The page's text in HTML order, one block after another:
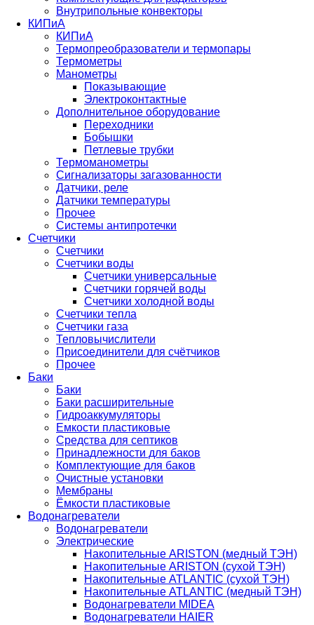
Внутрипольные конвекторы
КИПиА
КИПиА
Термопреобразователи и термопары
Термометры
Манометры
Показывающие
Электроконтактные
Дополнительное оборудование
Переходники
Бобышки
Петлевые трубки
Термоманометры
Сигнализаторы загазованности
Датчики, реле
Датчики температуры
Прочее
Системы антипротечки
Счетчики
Счетчики
Счетчики воды
Счетчики универсальные
Счетчики горячей воды
Счетчики холодной воды
Счетчики тепла
Счетчики газа
Тепловычислители
Присоединители для счётчиков
Прочее
Баки
Баки
Баки расширительные
Гидроаккумуляторы
Емкости пластиковые
Средства для септиков
Принадлежности для баков
Комплектующие для баков
Очистные установки
Мембраны
Ёмкости пластиковые
Водонагреватели
Водонагреватели
Электрические
Накопительные ARISTON (медный ТЭН)
Накопительные ARISTON (сухой ТЭН)
Накопительные ATLANTIC (сухой ТЭН)
Накопительные ATLANTIC (медный ТЭН)
Водонагреватели MIDEA
Водонагреватели HAIER